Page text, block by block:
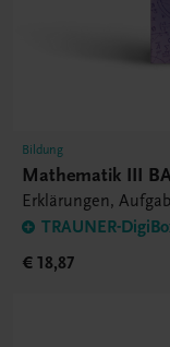
Bildung
Mathematik III
Erklärungen,
TRAUNER-
€ 18,87